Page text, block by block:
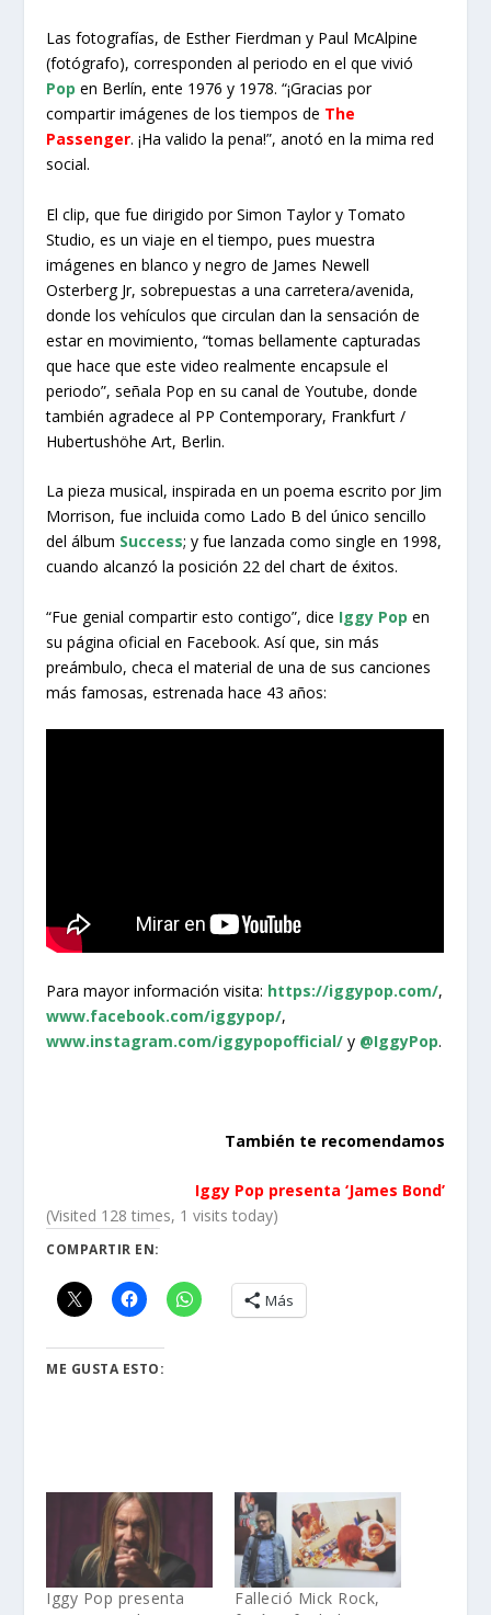
Las fotografías, de Esther Fierdman y Paul McAlpine
(fotógrafo), corresponden al periodo en el que vivió
Pop en Berlín, ente 1976 y 1978. “¡Gracias por
compartir imágenes de los tiempos de The
Passenger. ¡Ha valido la pena!”, anotó en la mima red
social.
El clip, que fue dirigido por Simon Taylor y Tomato
Studio, es un viaje en el tiempo, pues muestra
imágenes en blanco y negro de James Newell
Osterberg Jr, sobrepuestas a una carretera/avenida,
donde los vehículos que circulan dan la sensación de
estar en movimiento, “tomas bellamente capturadas
que hace que este video realmente encapsule el
periodo”, señala Pop en su canal de Youtube, donde
también agradece al PP Contemporary, Frankfurt /
Hubertushöhe Art, Berlin.
La pieza musical, inspirada en un poema escrito por Jim
Morrison, fue incluida como Lado B del único sencillo
del álbum Success; y fue lanzada como single en 1998,
cuando alcanzó la posición 22 del chart de éxitos.
“Fue genial compartir esto contigo”, dice Iggy Pop en
su página oficial en Facebook. Así que, sin más
preámbulo, checa el material de una de sus canciones
más famosas, estrenada hace 43 años:
Para mayor información visita: https://iggypop.com/,
www.facebook.com/iggypop/,
www.instagram.com/iggypopofficial/ y @IggyPop.
También te recomendamos
Iggy Pop presenta ‘James Bond’
(Visited 128 times, 1 visits today)
COMPARTIR EN:
Más
ME GUSTA ESTO:
Iggy Pop presenta
Falleció Mick Rock,